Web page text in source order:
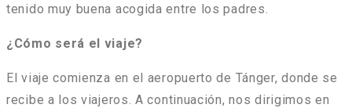
tenido muy buena acogida entre los padres.
¿Cómo será el viaje?
El viaje comienza en el aeropuerto de Tánger, donde se
recibe a los viajeros. A continuación, nos dirigimos en